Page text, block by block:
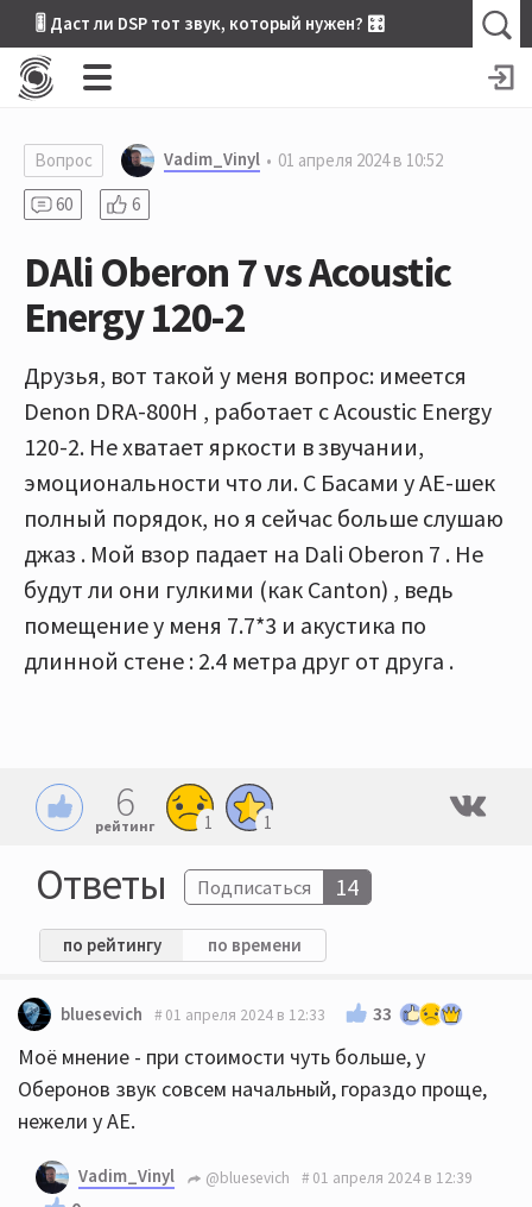
🎚 Даст ли DSP тот звук, который нужен? 🎛
Вопрос Vadim_Vinyl
01 апреля 2024 в 10:52
60
6
DAli Oberon 7 vs Acoustic
Energy 120-2
Друзья, вот такой у меня вопрос: имеется
Denon DRA-800H , работает с Acoustic Energy
120-2. Не хватает яркости в звучании,
эмоциональности что ли. С Басами у АЕ-шек
полный порядок, но я сейчас больше слушаю
джаз . Мой взор падает на Dali Oberon 7 . Не
будут ли они гулкими (как Canton) , ведь
помещение у меня 7.7*3 и акустика по
длинной стене : 2.4 метра друг от друга .
6
рейтинг 1 1
Ответы Подписаться 14
по рейтингу по времени
bluesevich 01 апреля 2024 в 12:33 33
Моё мнение - при стоимости чуть больше, у
Оберонов звук совсем начальный, гораздо проще,
нежели у АЕ.
Vadim_Vinyl @bluesevich 01 апреля 2024 в 12:39